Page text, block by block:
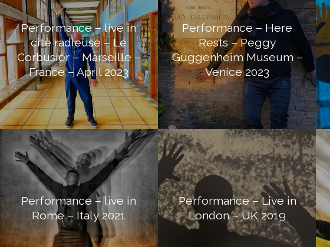
Performance – live in
citè radieuse – Le
Corbusier – Marseille –
France – April 2023
Performance – Here
Rests – Peggy
Guggenheim Museum –
Venice 2023
Performance – live in
Rome – Italy 2021
Performance – Live in
London – UK 2019